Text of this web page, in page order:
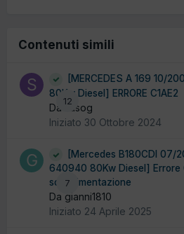
Contenuti simili
12
[MERCEDES A 169 10/
80Kw Diesel] ERRORE C1AE2
Da sasog
Iniziato 30 Ottobre 2024
7
[Mercedes B180CDI 07/
640940 80Kw Diesel] Errore
sovralimentazione
Da gianni1810
Iniziato 24 Aprile 2025